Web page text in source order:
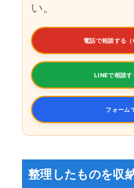
い。
電話で相談する
LINEで相談す
フォーム
整理したものを収